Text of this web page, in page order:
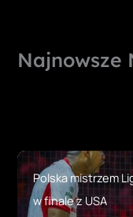
Najnowsze
Polska mistrzem
w finale z USA